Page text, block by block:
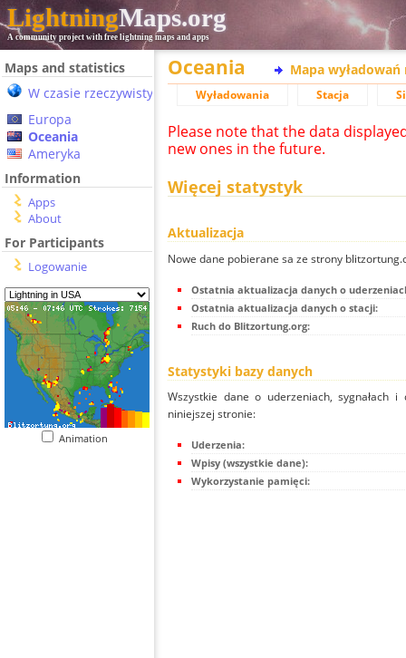
LightningMaps.org
A community project with free lightning maps and apps
Maps and statistics
W czasie rzeczywistym
Europa
Oceania
Ameryka
Information
Apps
About
For Participants
Logowanie
Animation
Oceania Mapa wyładowań
Wyładowania Stacja
Please note that the data
new ones in the future.
Więcej statystyk
Aktualizacja
Nowe dane pobierane sa ze strony
Ostatnia aktualizacja danych o
Ostatnia aktualizacja danych o stacji:
Ruch do Blitzortung.org:
Statystyki bazy danych
Wszystkie dane o uderzeniach, sygnałach
niniejszej stronie:
Uderzenia:
Wpisy (wszystkie dane):
Wykorzystanie pamięci: